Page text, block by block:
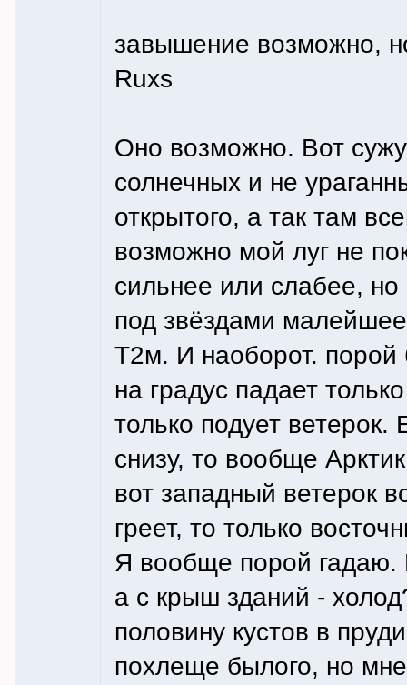
завышение возможно,
Ruxs
Оно возможно. Вот
солнечных и не
открытого, а так там
возможно мой луг не
сильнее или слабее,
под звёздами
Т2м. И наоборот. порой
на градус падает
только подует
снизу, то вообще
вот западный ветерок
греет, то только
Я вообще порой гадаю.
а с крыш зданий -
половину кустов в
похлеще былого, но